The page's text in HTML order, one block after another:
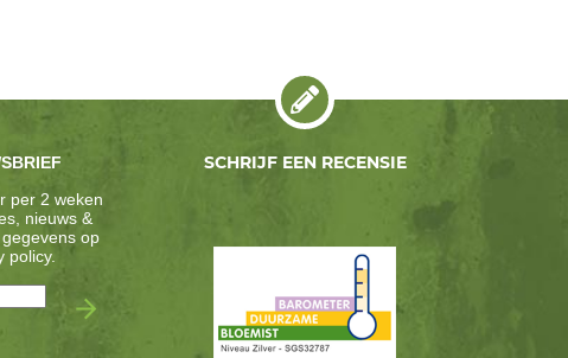
per 2 weken
nieuws &
op
policy.
SCHRIJF EEN RECENSIE